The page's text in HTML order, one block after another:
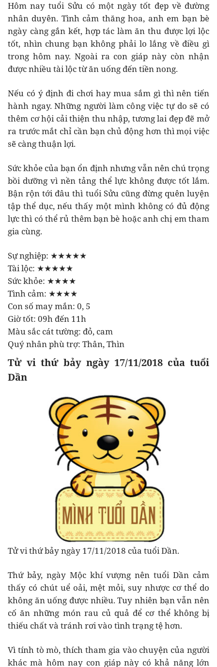
Hôm nay tuổi Sửu có một ngày tốt đẹp về đường
nhân duyên. Tình cảm thăng hoa, anh em bạn bè
ngày càng gắn kết, hợp tác làm ăn thu được lợi lộc
tốt, nhìn chung bạn không phải lo lắng về điều gì
trong hôm nay. Ngoài ra con giáp này còn nhận
được nhiều tài lộc từ ăn uống đến tiền nong.
Nếu có ý định đi chơi hay mua sắm gì thì nên tiến
hành ngay. Những người làm công việc tự do sẽ có
thêm cơ hội cải thiện thu nhập, tương lai đẹp đẽ mở
ra trước mắt chỉ cần bạn chủ động hơn thì mọi việc
sẽ càng thuận lợi.
Sức khỏe của bạn ổn định nhưng vẫn nên chú trọng
bồi dưỡng vì nền tảng thể lực không được tốt lắm.
Bận rộn tới đâu thì tuổi Sửu cũng đừng quên luyện
tập thể dục, nếu thấy một mình không có đủ động
lực thì có thể rủ thêm bạn bè hoặc anh chị em tham
gia cùng.
Sự nghiệp: ★★★★★
Tài lộc: ★★★★★
Sức khỏe: ★★★★
Tình cảm: ★★★★
Con số may mắn: 0, 5
Giờ tốt: 09h đến 11h
Màu sắc cát tường: đỏ, cam
Quý nhân phù trợ: Thân, Thìn
Tử vi thứ bảy ngày 17/11/2018 của tuổi
Dần
Tử vi thứ bảy ngày 17/11/2018 của tuổi Dần.
Thứ bảy, ngày Mộc khí vượng nên tuổi Dần cảm
thấy có chút uể oải, mệt mỏi, suy nhược cơ thể do
không ăn uống được nhiều. Tuy nhiên bạn vẫn nên
cố ăn những món rau củ quả để cơ thể không bị
thiếu chất và tránh rơi vào tình trạng tệ hơn.
Vì tính tò mò, thích tham gia vào chuyện của người
khác mà hôm nay con giáp này có khả năng lớn